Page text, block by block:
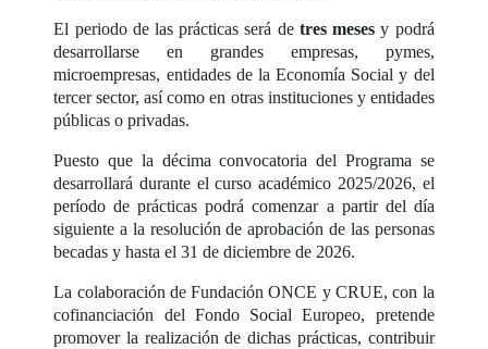
El periodo de las prácticas será de tres meses y podrá
desarrollarse en grandes empresas, pymes,
microempresas, entidades de la Economía Social y del
tercer sector, así como en otras instituciones y entidades
públicas o privadas.
Puesto que la décima convocatoria del Programa se
desarrollará durante el curso académico 2025/2026, el
período de prácticas podrá comenzar a partir del día
siguiente a la resolución de aprobación de las personas
becadas y hasta el 31 de diciembre de 2026.
La colaboración de Fundación ONCE y CRUE, con la
cofinanciación del Fondo Social Europeo, pretende
promover la realización de dichas prácticas, contribuir